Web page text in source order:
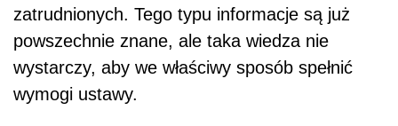
zatrudnionych. Tego typu informacje są już
powszechnie znane, ale taka wiedza nie
wystarczy, aby we właściwy sposób spełnić
wymogi ustawy.